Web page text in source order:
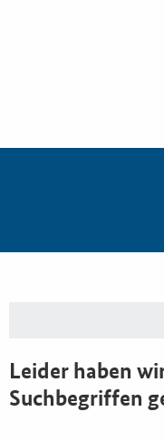
Leider haben
Suchbegriffen